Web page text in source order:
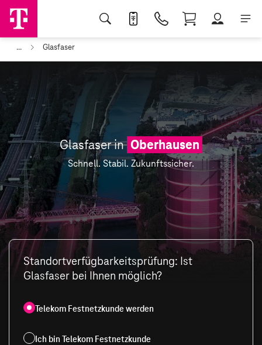
... Glasfaser
Glasfaser in Oberhausen
Schnell. Stabil. Zukunftssicher.
Standortverfügbarkeitsprüfung: Ist
Glasfaser bei Ihnen möglich?
Telekom Festnetzkunde werden
Ich bin Telekom Festnetzkunde